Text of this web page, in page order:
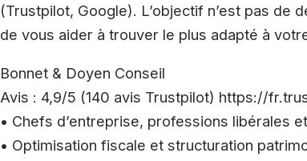
(Trustpilot, Google). L’objectif n’est pas de
de vous aider à trouver le plus adapté à
Bonnet & Doyen Conseil
Avis : 4,9/5 (140 avis Trustpilot) https://
• Chefs d’entreprise, professions libérales
• Optimisation fiscale et structuration